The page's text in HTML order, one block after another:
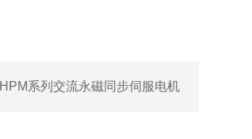
HPM系列交流永磁同步伺服电机